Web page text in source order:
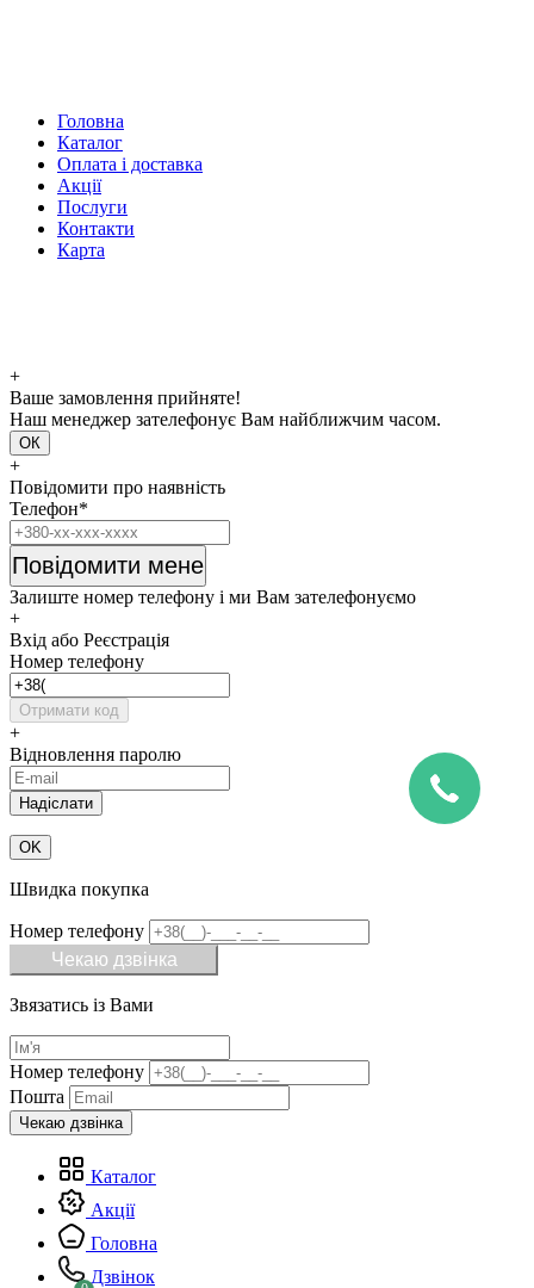
Головна
Каталог
Оплата і доставка
Акції
Послуги
Контакти
Карта
+
Ваше замовлення прийняте!
Наш менеджер зателефонує Вам найближчим часом.
ОК
+
Повідомити про наявність
Телефон*
Повідомити мене
Залиште номер телефону і ми Вам зателефонуємо
+
Вхід або Реєстрація
Номер телефону
Отримати код
+
Відновлення паролю
OK
Швидка покупка
Номер телефону
Чекаю дзвінка
Звязатись із Вами
Номер телефону
Пошта
Каталог
Акції
Головна
Дзвінок